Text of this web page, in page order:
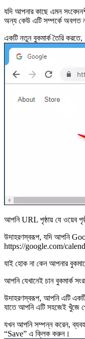
যদি আপনার কাছে এমন
অন্য কেউ এটি সম্পর্কে অবগত
একটি নতুন বুকমার্ক তৈরি
আপনি URL পৃষ্ঠায় যে ওয়েব
উদাহরণস্বরূপ, যদি আপনি
https://google.com/
যাই হোক না কেন আপনার
আপনি যেখানেই চান বুকমার্ক
উদাহরণস্বরূপ, আপনি এটি
যাতে আপনি এটি সহজেই খুঁজে
যখন আপনি সম্পন্ন করেন,
“Save” এ ক্লিক করুন।